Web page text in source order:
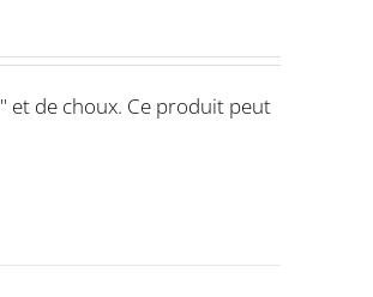
" et de choux. Ce produit peut